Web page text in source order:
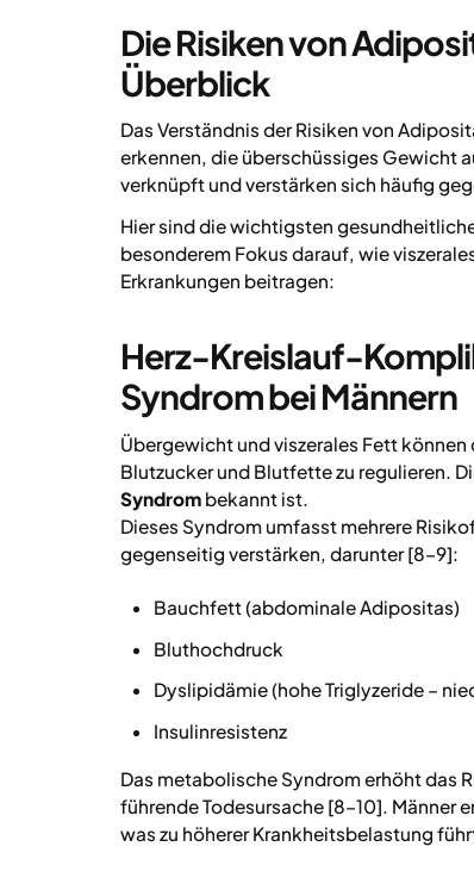
Die Risiken von
Überblick
Das Verständnis der Risiken von
erkennen, die überschüssiges Gewicht
verknüpft und verstärken sich häufig
Hier sind die wichtigsten
besonderem Fokus darauf, wie
Erkrankungen beitragen:
Herz-Kreislauf-
Syndrom bei Männern
Übergewicht und viszerales Fett
Blutzucker und Blutfette zu regulieren.
Syndrombekannt ist.
Dieses Syndrom umfasst mehrere
gegenseitig verstärken, darunter [8–9]:
Bauchfett (abdominale Adipositas)
Bluthochdruck
Dyslipidämie (hohe Triglyzeride –
Insulinresistenz
Das metabolische Syndrom erhöht das
führende Todesursache [8–10]. Männer
was zu höherer Krankheitsbelastung